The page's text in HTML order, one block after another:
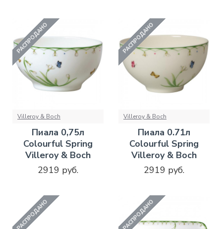
РАСПРОДАНО
Villeroy & Boch
Пиала 0,75л
Colourful Spring
Villeroy & Boch
2919 руб.
РАСПРОДАНО
Villeroy & Boch
Пиала 0.71л
Colourful Spring
Villeroy & Boch
2919 руб.
РАСПРОДАНО РАСПРОДАНО